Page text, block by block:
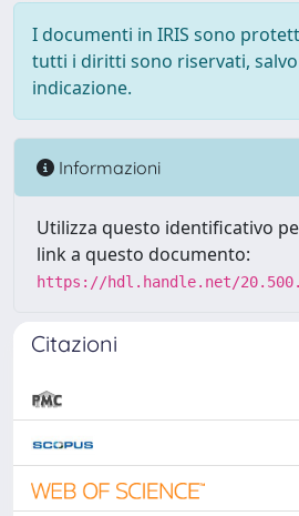
I documenti in IRIS sono
tutti i diritti sono riservati,
indicazione.
Informazioni
Utilizza questo identificativo
link a questo documento:
https://hdl.handle.net/
Citazioni